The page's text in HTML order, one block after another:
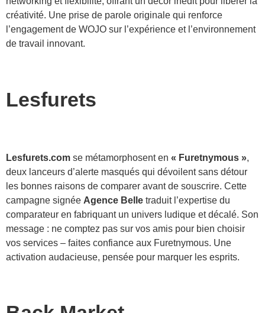
créativité. Une prise de parole originale qui renforce
l’engagement de WOJO sur l’expérience et l’environnement
de travail innovant.
Lesfurets
Lesfurets.com se métamorphosent en « Furetnymous »,
deux lanceurs d’alerte masqués qui dévoilent sans détour
les bonnes raisons de comparer avant de souscrire. Cette
campagne signée Agence Belle traduit l’expertise du
comparateur en fabriquant un univers ludique et décalé. Son
message : ne comptez pas sur vos amis pour bien choisir
vos services – faites confiance aux Furetnymous. Une
activation audacieuse, pensée pour marquer les esprits.